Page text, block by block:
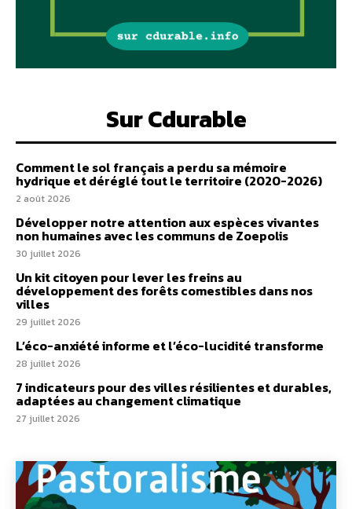
Sur Cdurable
Comment le sol français a perdu sa mémoire
hydrique et déréglé tout le territoire (2020-2026)
2 août 2026
Développer notre attention aux espèces vivantes
non humaines avec les communs de Zoepolis
30 juillet 2026
Un kit citoyen pour lever les freins au
développement des forêts comestibles dans nos
villes
29 juillet 2026
L’éco-anxiété informe et l’éco-lucidité transforme
28 juillet 2026
7 indicateurs pour des villes résilientes et durables,
adaptées au changement climatique
27 juillet 2026